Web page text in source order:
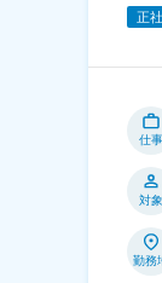
正
仕事
対象
勤務